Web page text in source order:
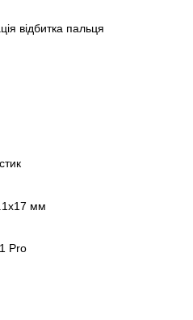
відбитка пальця
мм
Pro